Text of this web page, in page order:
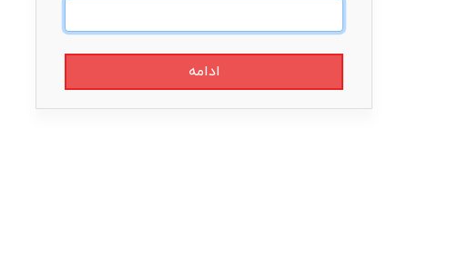
ادامه